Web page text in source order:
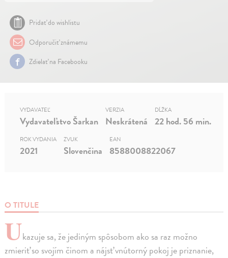
Pridať do wishlistu
Odporučiť známemu
Zdielať na Facebooku
O TITULE
Ukazuje sa, že jediným spôsobom ako sa raz možno
zmieriť so svojím činom a nájsť vnútorný pokoj je priznanie,
VYDAVATEĽ
Vydavateľstvo Šarkan
VERZIA
Neskrátená
DĹŽKA
22 hod. 56 min.
ROK VYDANIA
2021
ZVUK
Slovenčina
EAN
8588008822067